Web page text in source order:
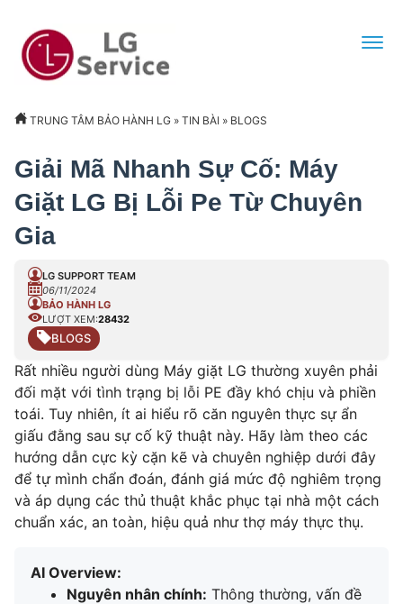
TRUNG TÂM BẢO HÀNH LG » TIN BÀI » BLOGS
Giải Mã Nhanh Sự Cố: Máy
Giặt LG Bị Lỗi Pe Từ Chuyên
Gia
LG SUPPORT TEAM
06/11/2024
BẢO HÀNH LG
LƯỢT XEM:28432
BLOGS
Rất nhiều người dùng Máy giặt LG thường xuyên phải
đối mặt với tình trạng bị lỗi PE đầy khó chịu và phiền
toái. Tuy nhiên, ít ai hiểu rõ căn nguyên thực sự ẩn
giấu đằng sau sự cố kỹ thuật này. Hãy làm theo các
hướng dẫn cực kỳ cặn kẽ và chuyên nghiệp dưới đây
để tự mình chẩn đoán, đánh giá mức độ nghiêm trọng
và áp dụng các thủ thuật khắc phục tại nhà một cách
chuẩn xác, an toàn, hiệu quả như thợ máy thực thụ.
AI Overview:
Nguyên nhân chính: Thông thường, vấn đề